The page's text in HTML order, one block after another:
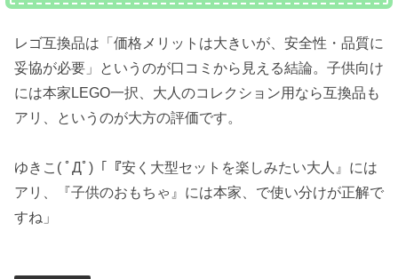
レゴ互換品は「価格メリットは大きいが、安全性・品質に
妥協が必要」というのが口コミから見える結論。子供向け
には本家LEGO一択、大人のコレクション用なら互換品も
アリ、というのが大方の評価です。
ゆきこ( ﾟДﾟ)「『安く大型セットを楽しみたい大人』には
アリ、『子供のおもちゃ』には本家、で使い分けが正解で
すね」